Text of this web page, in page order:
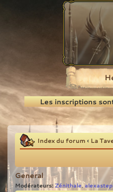
Recherche
Les inscriptions
Index du forum ‹ La
General
Modérateurs: Zénithale,